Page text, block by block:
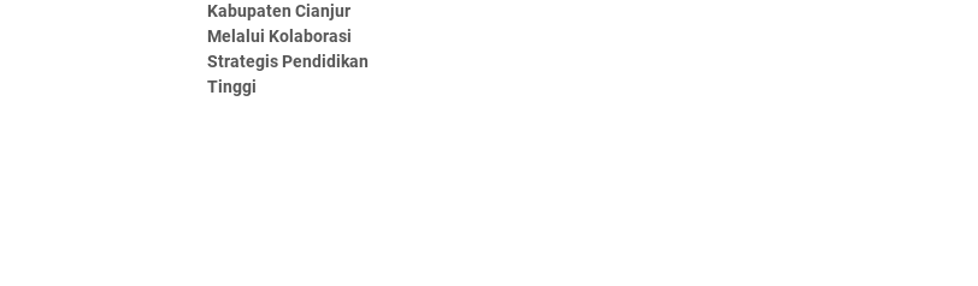
Kabupaten Cianjur
Melalui Kolaborasi
Strategis Pendidikan
Tinggi